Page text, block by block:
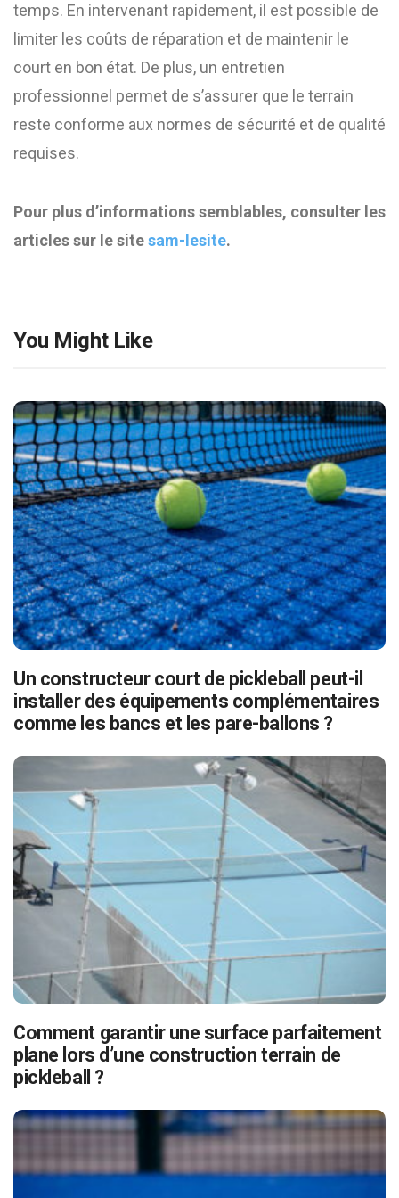
temps. En intervenant rapidement, il est possible de
limiter les coûts de réparation et de maintenir le
court en bon état. De plus, un entretien
professionnel permet de s’assurer que le terrain
reste conforme aux normes de sécurité et de qualité
requises.
Pour plus d’informations semblables, consulter les
articles sur le sitesam-lesite.
You Might Like
Un constructeur court de pickleball peut-il
installer des équipements complémentaires
comme les bancs et les pare-ballons ?
Comment garantir une surface parfaitement
plane lors d’une construction terrain de
pickleball ?